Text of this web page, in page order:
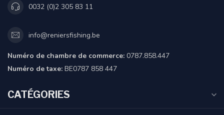
0032 (0)2 305 83 11
info@reniersfishing.be
Numéro de chambre de commerce: 0787.858.447
Numéro de taxe: BE0787 858 447
CATÉGORIES